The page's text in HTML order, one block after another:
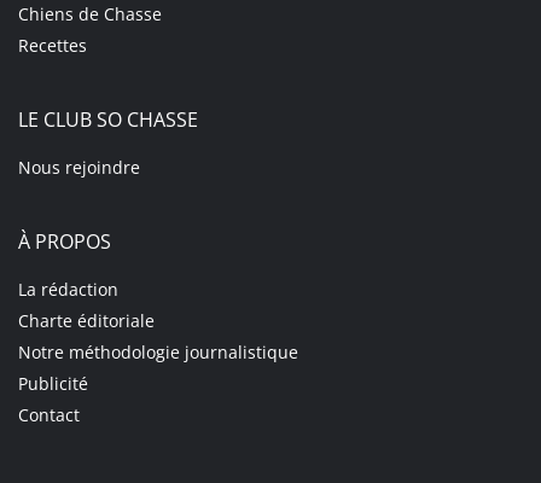
Chiens de Chasse
Recettes
LE CLUB SO CHASSE
Nous rejoindre
À PROPOS
La rédaction
Charte éditoriale
Notre méthodologie journalistique
Publicité
Contact